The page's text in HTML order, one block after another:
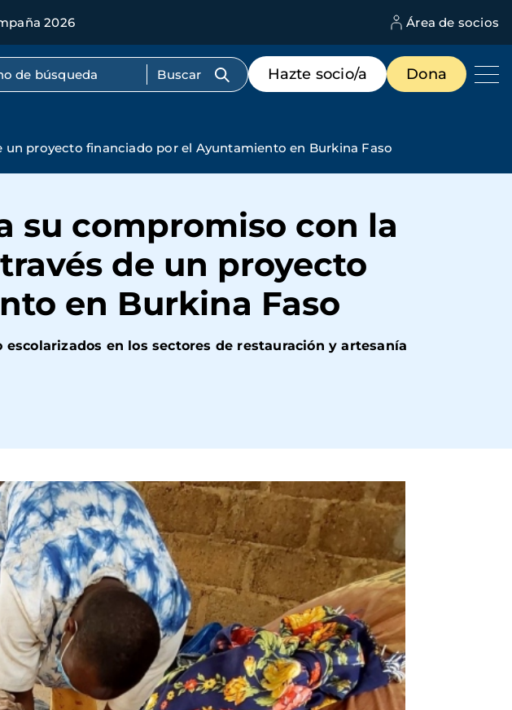
2026 Área de socios
completo
Menú
de
destacados
Hazte socio/a Dona
proyecto financiado por el Ayuntamiento en Burkina Faso
su compromiso con la
de un proyecto
en Burkina Faso
en los sectores de restauración y artesanía